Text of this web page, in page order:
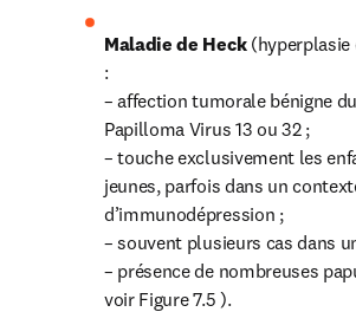
Maladie de Heck
:
– affection tumorale bénigne
Papilloma Virus 13 ou 32 ;
– touche exclusivement les
jeunes, parfois dans un
d’immunodépression ;
– souvent plusieurs cas dans
– présence de nombreuses
voir Figure 7.5 ).